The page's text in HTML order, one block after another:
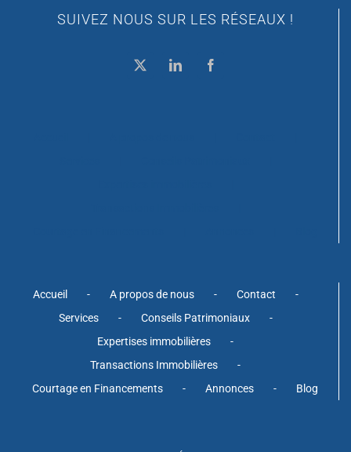
SUIVEZ NOUS SUR LES RÉSEAUX !
Accueil A propos de nous
Contact
Services
Conseils Patrimoniaux
Expertises immobilières
Transactions Immobilières
Courtage en Financements
Annonces Blog